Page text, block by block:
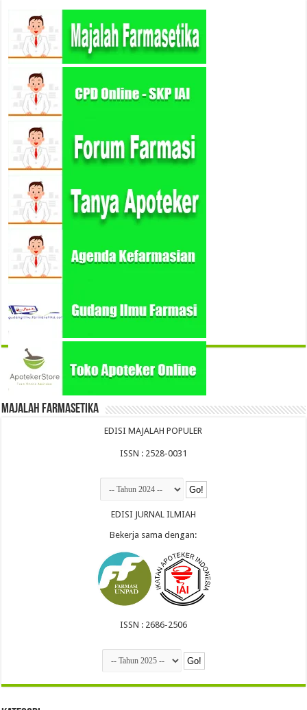
Majalah Farmasetika
EDISI MAJALAH POPULER
ISSN : 2528-0031
EDISI JURNAL ILMIAH
Bekerja sama dengan:
ISSN : 2686-2506